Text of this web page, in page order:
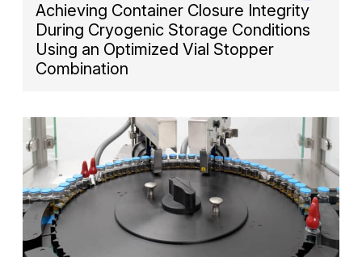
Achieving Container Closure Integrity
During Cryogenic Storage Conditions
Using an Optimized Vial Stopper
Combination